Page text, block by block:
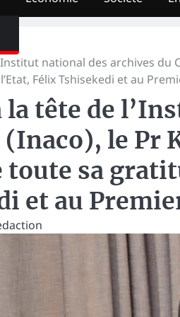
national des archives
Félix Tshisekedi et au
la tête de
(Inaco), le Pr
sa
et au